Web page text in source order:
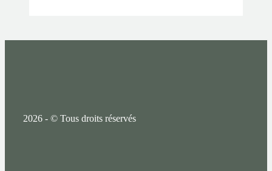
2026 - © Tous droits réservés